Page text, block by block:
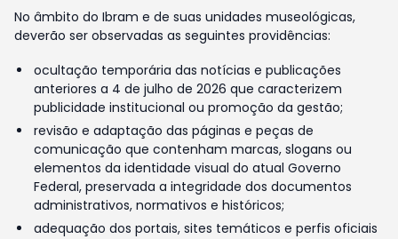
No âmbito do Ibram e de suas unidades museológicas,
deverão ser observadas as seguintes providências:
ocultação temporária das notícias e publicações
anteriores a 4 de julho de 2026 que caracterizem
publicidade institucional ou promoção da gestão;
revisão e adaptação das páginas e peças de
comunicação que contenham marcas, slogans ou
elementos da identidade visual do atual Governo
Federal, preservada a integridade dos documentos
administrativos, normativos e históricos;
adequação dos portais, sites temáticos e perfis oficiais